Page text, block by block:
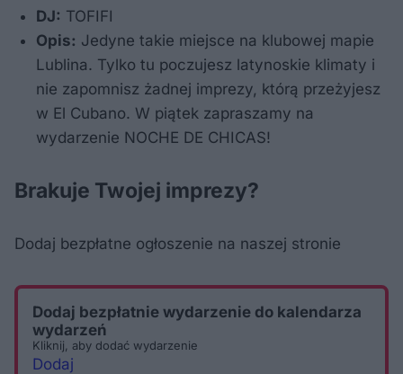
DJ: TOFIFI
Opis: Jedyne takie miejsce na klubowej mapie
Lublina. Tylko tu poczujesz latynoskie klimaty i
nie zapomnisz żadnej imprezy, którą przeżyjesz
w El Cubano. W piątek zapraszamy na
wydarzenie NOCHE DE CHICAS!
Brakuje Twojej imprezy?
Dodaj bezpłatne ogłoszenie na naszej stronie
Dodaj bezpłatnie wydarzenie do kalendarza
wydarzeń
Kliknij, aby dodać wydarzenie
Dodaj